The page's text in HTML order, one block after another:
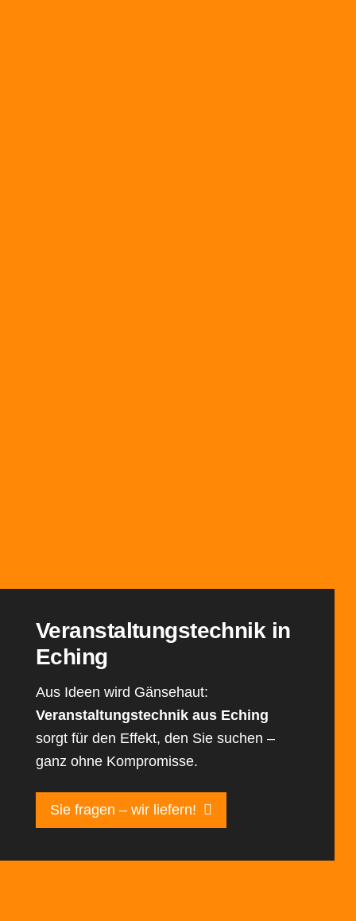
Veranstaltungs­technik in
Eching
Aus Ideen wird Gänsehaut:
Veranstaltungstechnik aus Eching
sorgt für den Effekt, den Sie suchen –
ganz ohne Kompromisse.
Sie fragen – wir liefern!